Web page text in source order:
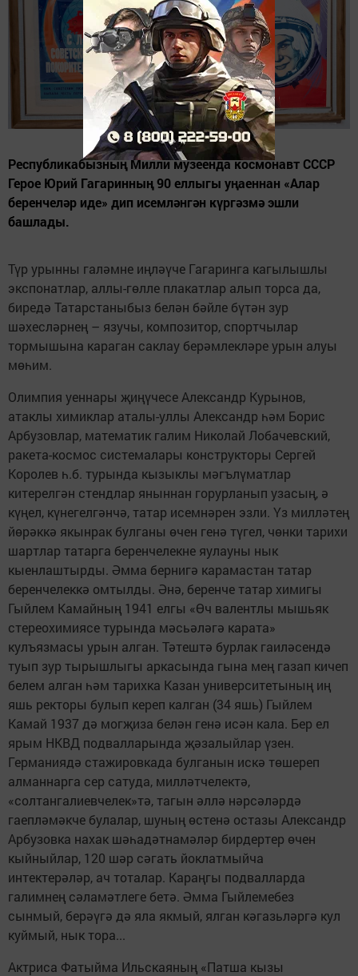
Республикабызның Милли музеенда космонавт СССР
Герое Юрий Гагаринның 90 еллыгы уңаеннан «Алар
беренчеләр иде» дип исемләнгән күргәзмә эшли
башлады.
Түр урынны галәмне иңләүче Гагаринга кагылышлы
экспонатлар, аллы-гөлле плакатлар алып торса да,
биредә Татарстаныбыз белән бәйле бүтән зур
шәхесләрнең – язучы, композитор, спортчылар
тормышына караган саклау берәмлекләре урын алуы
мөһим.
Олимпия уеннары җиңүчесе Александр Курынов,
атаклы химиклар аталы-уллы Александр һәм Борис
Арбузовлар, математик галим Николай Лобачевский,
ракета-космос системалары конструкторы Сергей
Королев һ.б. турында кызык­лы мәгълүматлар
китерелгән стендлар яныннан горурланып узасың, ә
күңел, күнегелгәнчә, татар исемнәрен эзли. Үз милләтең
йөрәккә якынрак булганы өчен генә түгел, чөнки тарихи
шартлар татарга беренчелекне яулауны нык
кыенлаштырды. Әмма бернигә карамастан татар
беренчелеккә омтылды. Әнә, беренче татар химигы
Гыйлем Камайның 1941 елгы «Өч валентлы мышьяк
стереохимиясе турында мәсьәләгә карата»
кулъязмасы урын алган. Тәтештә бурлак гаиләсендә
туып зур тырышлыгы аркасында гына мең газап кичеп
белем алган һәм тарихка Казан университетының иң
яшь ректоры булып кереп калган (34 яшь) Гыйлем
Камай 1937 дә ­мог­җиза белән генә исән кала. Бер ел
ярым НКВД подвалларында җәзалыйлар үзен.
Германиядә стажировкада булганын искә төшереп
алманнарга сер сатуда, милләтчелектә,
«солтангалиевчелек»тә, тагын әллә нәрсәләрдә
гаепләмәкче булалар, шуның өстенә остазы Александр
Арбузовка нахак шәһадәтнамәләр бирдертер өчен
кыйныйлар, 120 шәр сәгать йоклатмыйча
интектерәләр, ач тоталар. Караңгы подвалларда
галимнең сәламәтлеге бетә. Әмма Гыйлемебез
сынмый, берәүгә дә яла якмый, ялган кәгазьләргә кул
куймый, нык тора...
Актриса Фатыйма Ильскаяның «Патша кызы